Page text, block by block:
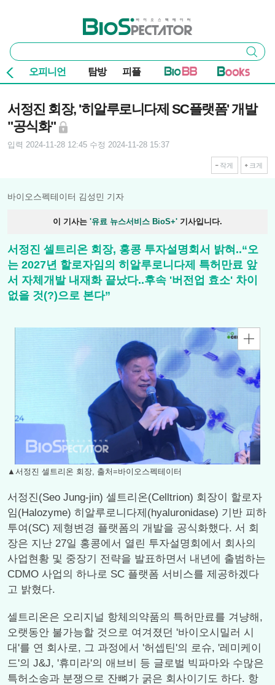
바이오스펙테이터
통
합
검
색
검색
오피니언 탐방 피플
서정진 회장, '히알루로니다제 SC플랫폼' 개발
"공식화"
입력 2024-11-28 12:45 수정 2024-11-28 15:37
작게 크게
바이오스펙테이터 김성민 기자
이 기사는 '유료 뉴스서비스 BioS+' 기사입니다.
서정진 셀트리온 회장, 홍콩 투자설명회서 밝혀..“오
는 2027년 할로자임의 히알루로니다제 특허만료 앞
서 자체개발 내재화 끝났다..후속 '버전업 효소' 차이
없을 것(?)으로 본다”
▲서정진 셀트리온 회장, 출처=바이오스펙테이터
서정진(Seo Jung-jin) 셀트리온(Celltrion) 회장이 할로자
임(Halozyme) 히알루로니다제(hyaluronidase) 기반 피하
투여(SC) 제형변경 플랫폼의 개발을 공식화했다. 서 회
장은 지난 27일 홍콩에서 열린 투자설명회에서 회사의
사업현황 및 중장기 전략을 발표하면서 내년에 출범하는
CDMO 사업의 하나로 SC 플랫폼 서비스를 제공하겠다
고 밝혔다.
셀트리온은 오리지널 항체의약품의 특허만료를 겨냥해,
오랫동안 불가능할 것으로 여겨졌던 '바이오시밀러 시
대'를 연 회사로, 그 과정에서 '허셉틴'의 로슈, '레미케이
드'의 J&J, '휴미라'의 애브비 등 글로벌 빅파마와 수많은
특허소송과 분쟁으로 잔뼈가 굵은 회사이기도 하다. 항